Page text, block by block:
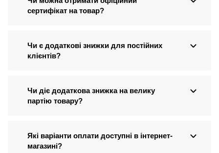
сертифікат на товар?
Чи є додаткові знижки для постійних
клієнтів?
Чи діє додаткова знижка на велику
партію товару?
Які варіанти оплати доступні в інтернет-
магазині?